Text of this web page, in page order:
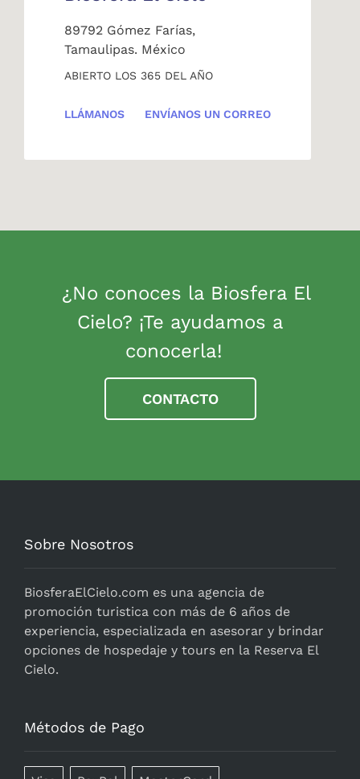
89792 Gómez Farías,
Tamaulipas. México
ABIERTO LOS 365 DEL AÑO
LLÁMANOS ENVÍANOS UN CORREO
¿No conoces la Biosfera El
Cielo? ¡Te ayudamos a
conocerla!
CONTACTO
Sobre Nosotros
BiosferaElCielo.com es una agencia de
promoción turistica con más de 6 años de
experiencia, especializada en asesorar y brindar
opciones de hospedaje y tours en la Reserva El
Cielo.
Métodos de Pago